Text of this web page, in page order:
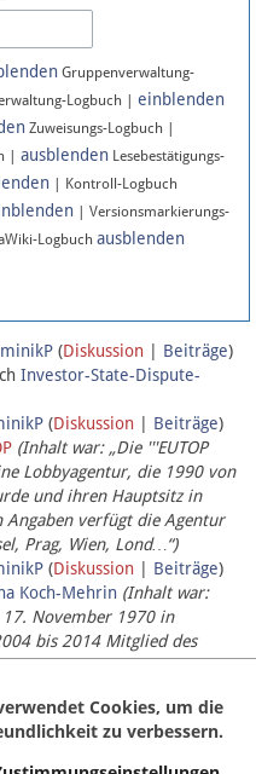
Gruppenverwaltung-
Logbuch | einblenden
Zuweisungs-Logbuch |
| ausblenden Lesebestätigungs-
| Kontroll-Logbuch
| Versionsmarkierungs-
Logbuch ausblenden
(Diskussion Beiträge)
Investor-State-Dispute-
(Diskussion Beiträge)
(Inhalt war: „Die '''EUTOP
Lobbyagentur, die 1990 von
und ihren Hauptsitz in
Angaben verfügt die Agentur
Prag, Wien, Lond…“)
(Diskussion Beiträge)
Koch-Mehrin (Inhalt war:
November 1970 in
bis 2014 Mitglied des
November 2014 ist sie für
Cookies, um die
zu verbessern.